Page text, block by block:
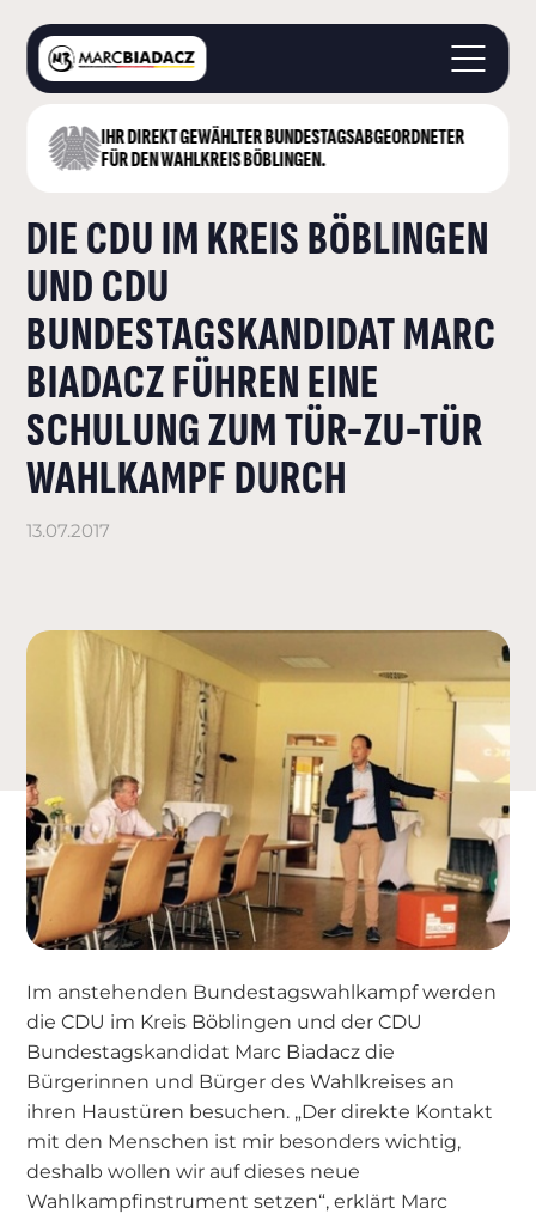
IHR DIREKT GEWÄHLTER BUNDESTAGS­ABGEORDNETER
FÜR DEN WAHLKREIS BÖBLINGEN.
STARTSEITE
LANDKREIS BÖBLINGEN
DEUTSCHER BUNDESTAG
KONTAKT
DIE CDU IM KREIS BÖBLINGEN
UND CDU
BUNDESTAGSKANDIDAT MARC
BIADACZ FÜHREN EINE
SCHULUNG ZUM TÜR-ZU-TÜR
WAHLKAMPF DURCH
13.07.2017
Im anstehenden Bundestagswahlkampf werden
die CDU im Kreis Böblingen und der CDU
Bundestagskandidat Marc Biadacz die
Bürgerinnen und Bürger des Wahlkreises an
ihren Haustüren besuchen. „Der direkte Kontakt
mit den Menschen ist mir besonders wichtig,
deshalb wollen wir auf dieses neue
Wahlkampfinstrument setzen“, erklärt Marc